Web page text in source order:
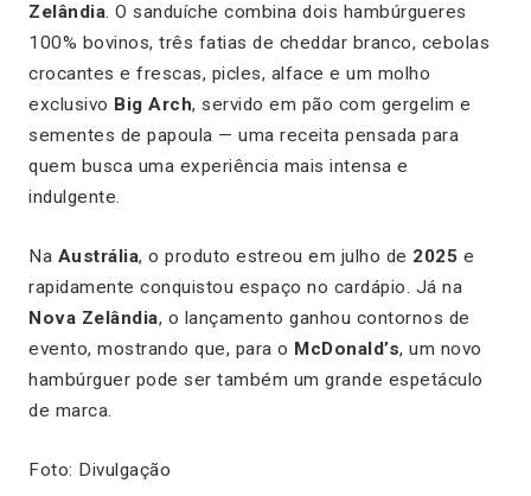
Zelândia. O sanduíche combina dois hambúrgueres
100% bovinos, três fatias de cheddar branco, cebolas
crocantes e frescas, picles, alface e um molho
exclusivo Big Arch, servido em pão com gergelim e
sementes de papoula — uma receita pensada para
quem busca uma experiência mais intensa e
indulgente.
Na Austrália, o produto estreou em julho de 2025 e
rapidamente conquistou espaço no cardápio. Já na
Nova Zelândia, o lançamento ganhou contornos de
evento, mostrando que, para o McDonald’s, um novo
hambúrguer pode ser também um grande espetáculo
de marca.
Foto: Divulgação